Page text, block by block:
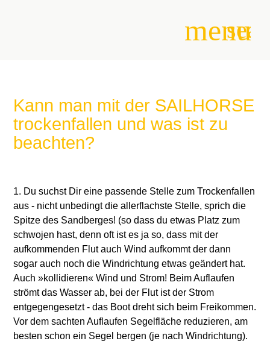
menu
Kann man mit der SAILHORSE
trockenfallen und was ist zu
beachten?
1. Du suchst Dir eine passende Stelle zum Trockenfallen
aus - nicht unbedingt die allerflachste Stelle, sprich die
Spitze des Sandberges! (so dass du etwas Platz zum
schwojen hast, denn oft ist es ja so, dass mit der
aufkommenden Flut auch Wind aufkommt der dann
sogar auch noch die Windrichtung etwas geändert hat.
Auch »kollidieren« Wind und Strom! Beim Auflaufen
strömt das Wasser ab, bei der Flut ist der Strom
entgegengesetzt - das Boot dreht sich beim Freikommen.
Vor dem sachten Auflaufen Segelfläche reduzieren, am
besten schon ein Segel bergen (je nach Windrichtung).